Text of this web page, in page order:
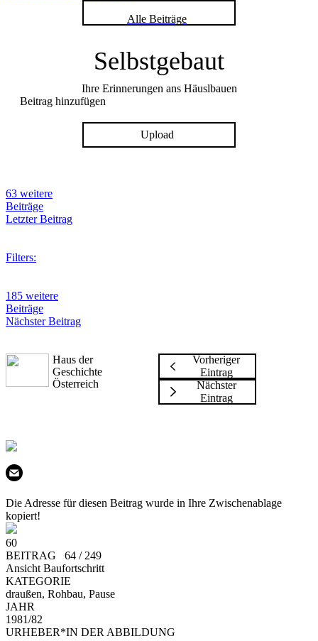
Alle Beiträge
Selbstgebaut
Ihre Erinnerungen ans Häuslbauen
Beitrag hinzufügen
Upload
63 weitere
Beiträge
Letzter Beitrag
Filters:
185 weitere
Beiträge
Nächster Beitrag
Haus der
Geschichte
Österreich
Vorheriger
Eintrag
Nächster
Eintrag
Die Adresse für diesen Beitrag wurde in Ihre Zwischenablage
kopiert!
60
BEITRAG 64 / 249
Ansicht Baufortschritt
KATEGORIE
draußen, Rohbau, Pause
JAHR
1981/82
URHEBER*IN DER ABBILDUNG